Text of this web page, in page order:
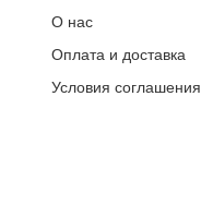
О нас
Оплата и доставка
Условия соглашения